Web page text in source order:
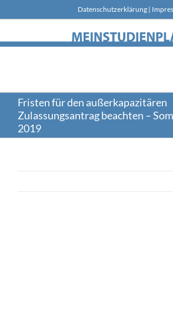
to
Datenschutzerklärung|
Fristen für den außerkapazitären
Zulassungsantrag beachten –
2019